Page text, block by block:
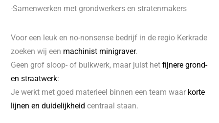
-Samenwerken met grondwerkers en stratenmakers
Voor een leuk en no-nonsense bedrijf in de regio Kerkrade
zoeken wij een machinist minigraver.
Geen grof sloop- of bulkwerk, maar juist hetfijnere grond-
en straatwerk:
Je werkt met goed materieel binnen een team waar korte
lijnen en duidelijkheid centraal staan.